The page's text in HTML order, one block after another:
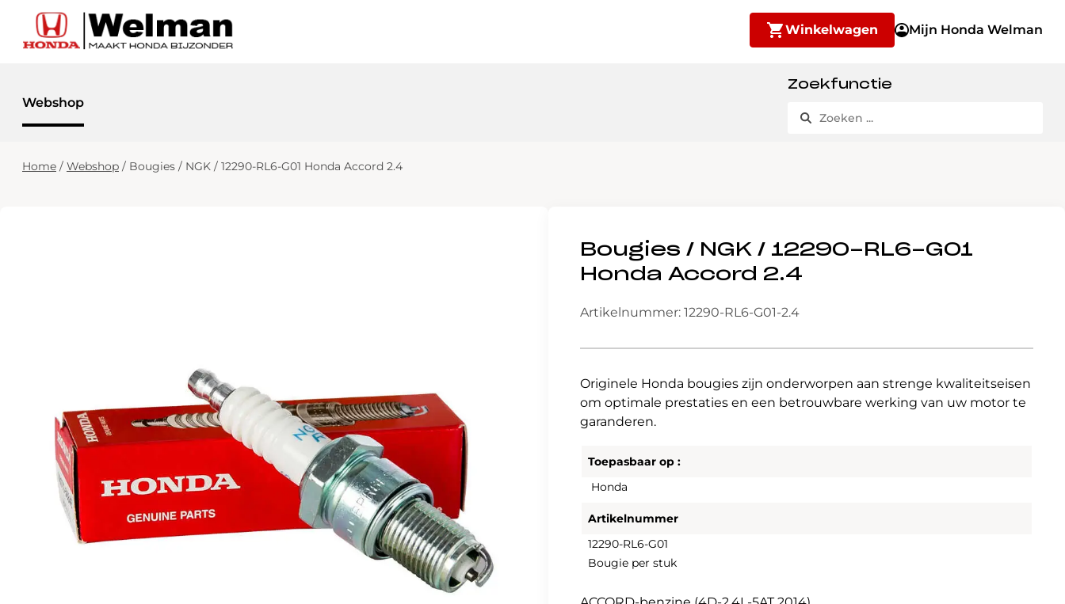
Winkelwagen Mijn Honda Welman
Webshop
Zoekfunctie
Home / Webshop / Bougies / NGK / 12290-RL6-G01 Honda Accord 2.4
Bougies / NGK / 12290-RL6-G01
Honda Accord 2.4
Artikelnummer: 12290-RL6-G01-2.4
Originele Honda bougies zijn onderworpen aan strenge kwaliteitseisen
om optimale prestaties en een betrouwbare werking van uw motor te
garanderen.
Toepasbaar op :
Honda
Artikelnummer
12290-RL6-G01
Bougie per stuk